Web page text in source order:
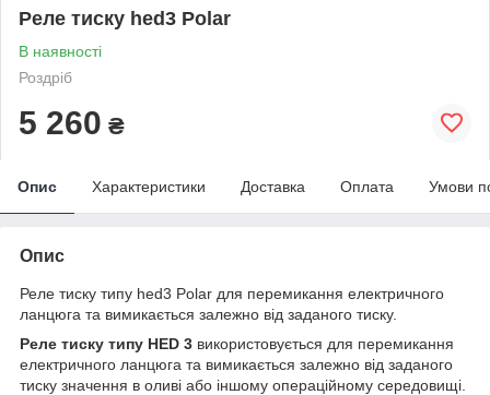
Реле тиску hed3 Polar
В наявності
Роздріб
5 260 ₴
Опис Характеристики Доставка Оплата Умови
Опис
Реле тиску типу hed3 Polar для перемикання електричного
ланцюга та вимикається залежно від заданого тиску.
Реле тиску типу HED 3 використовується для перемикання
електричного ланцюга та вимикається залежно від заданого
тиску значення в оливі або іншому операційному середовищі.